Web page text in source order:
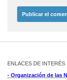
ENLACES DE
- Organización de las